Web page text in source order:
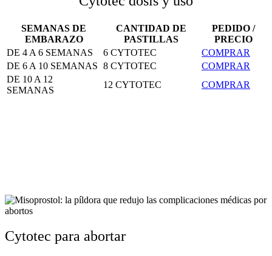
SEMANAS DE
EMBARAZO
CANTIDAD DE
PASTILLAS
PEDIDO /
PRECIO
DE 4 A 6 SEMANAS
6 CYTOTEC
COMPRAR
DE 6 A 10 SEMANAS 8 CYTOTEC
COMPRAR
DE 10 A 12
SEMANAS
12 CYTOTEC COMPRAR
Cytotec para abortar